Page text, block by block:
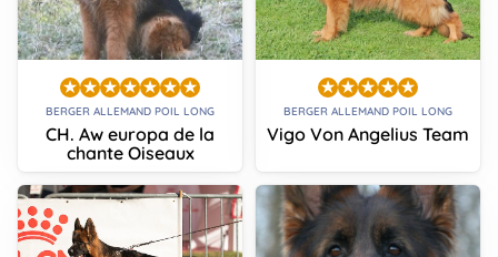
BERGER ALLEMAND POIL LONG
CH. Aw europa de la
chante Oiseaux
BERGER ALLEMAND POIL LONG
Vigo Von Angelius Team